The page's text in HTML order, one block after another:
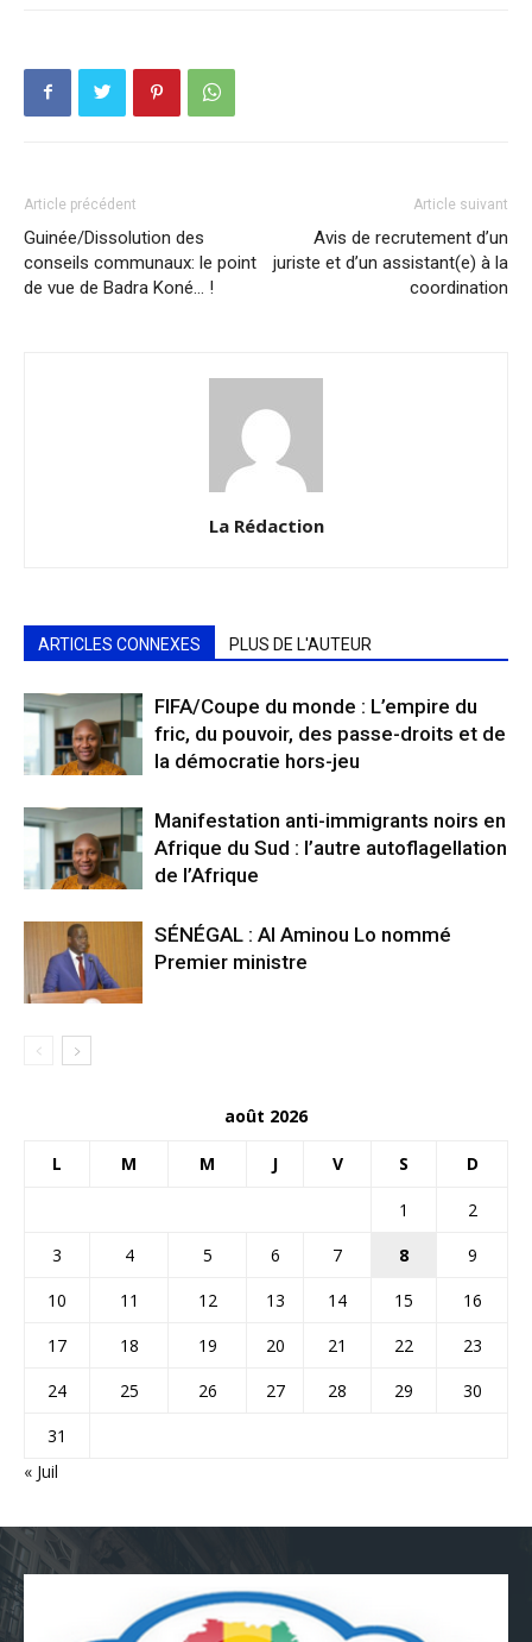
Article précédent
Guinée/Dissolution des
conseils communaux: le point
de vue de Badra Koné… !
Article suivant
Avis de recrutement d’un
juriste et d’un assistant(e) à la
coordination
La Rédaction
ARTICLES CONNEXES PLUS DE L'AUTEUR
FIFA/Coupe du monde : L’empire du
fric, du pouvoir, des passe-droits et de
la démocratie hors-jeu
Manifestation anti-immigrants noirs en
Afrique du Sud : l’autre autoflagellation
de l’Afrique
SÉNÉGAL : Al Aminou Lo nommé
Premier ministre
août 2026
L M M J V S D
1
2
3
4 5 6 7 8
9
10
11 12 13 14 15
16
17
18 19 20 21 22
23
24
25 26 27 28 29
30
31
« Juil